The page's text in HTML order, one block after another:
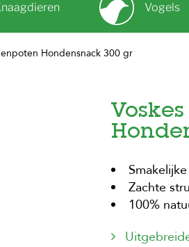
Vogels
Hondensnack 300 gr
Zachte
100%